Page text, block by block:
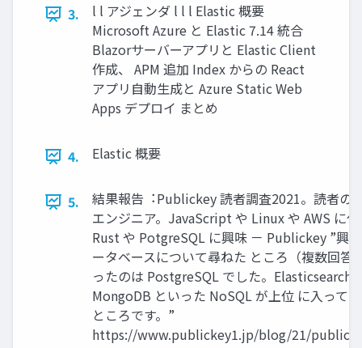
3.
l l アジェンダ l l l Elastic 概要
Microsoft Azure と Elastic 7.14 統合
Blazorサーバーアプリと Elastic Client
作成、 APM 追加 Index からの React
アプリ⾃動⽣成と Azure Static Web
Apps デプロイ まとめ
4. Elastic 概要
5.
結果報告︓Publickey 読者調査2021。読者の
エンジニア。JavaScript や Linux や AWS に
Rust や PotgreSQL に興味 － Publickey ”興
ータベースについて尋ねた ところ（複数回答
ったのは PostgreSQL でした。Elasticsearch
MongoDB といった NoSQL が上位 に⼊って
ところです。”
https://www.publickey1.jp/blog/21/